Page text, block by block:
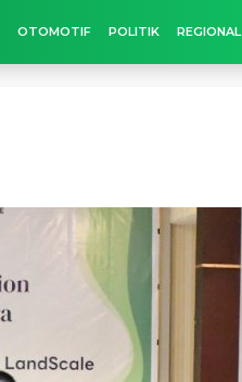
OTOMOTIF POLITIK REGIONAL